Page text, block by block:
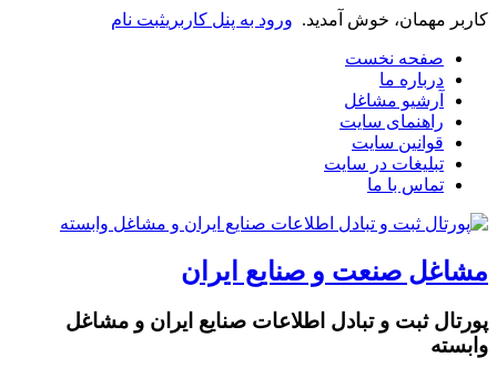
کاربر مهمان، خوش آمدید. ورود به پنل کاربریثبت نام
صفحه نخست
درباره ما
آرشیو مشاغل
راهنمای سایت
قوانین سایت
تبلیغات در سایت
تماس با ما
مشاغل صنعت و صنایع ایران
پورتال ثبت و تبادل اطلاعات صنایع ایران و مشاغل
وابسته